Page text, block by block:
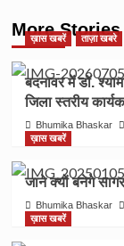
More Stories
ख़ास खबरें ताज़ा खबरे
बदनावर में डॉ.
जिला स्तरीय
Bhumika Bhaskar
ख़ास खबरें
जाने क्यों बनेगे
Bhumika Bhaskar
ख़ास खबरें